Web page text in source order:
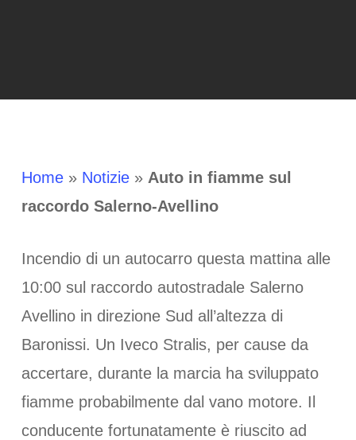
Home» Notizie» Auto in fiamme sul
raccordo Salerno-Avellino
Incendio di un autocarro questa mattina alle
10:00 sul raccordo autostradale Salerno
Avellino in direzione Sud all’altezza di
Baronissi. Un Iveco Stralis, per cause da
accertare, durante la marcia ha sviluppato
fiamme probabilmente dal vano motore. Il
conducente fortunatamente è riuscito ad